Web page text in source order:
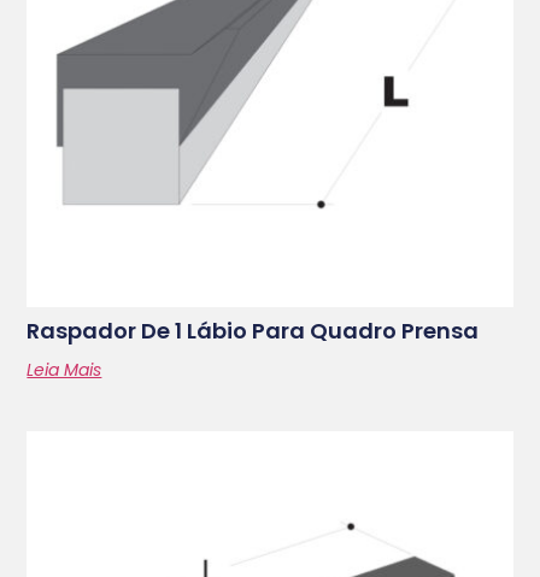
Raspador De 1 Lábio Para Quadro Prensa
Leia Mais